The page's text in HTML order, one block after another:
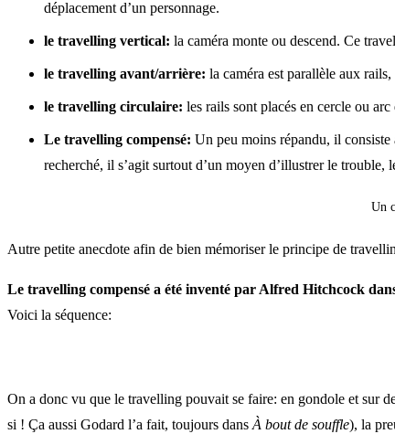
déplacement d’un personnage.
le travelling vertical: la caméra monte ou descend. Ce
le travelling avant/arrière: la caméra est parallèle aux
le travelling circulaire: les rails sont placés en cercle ou
Le travelling compensé: Un peu moins répandu, il
recherché, il s’agit surtout d’un moyen d’illustrer le trouble,
Un
Autre petite anecdote afin de bien mémoriser le principe de
Le travelling compensé a été inventé par Alfred Hitchcock
Voici la séquence:
On a donc vu que le travelling pouvait se faire: en gondole et sur
si ! Ça aussi Godard l’a fait, toujours dans À bout de souffle), la